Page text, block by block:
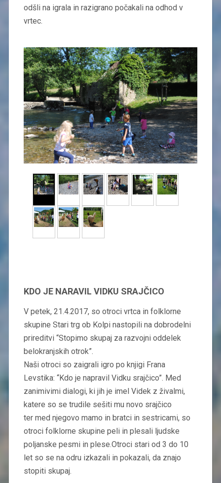
odšli na igrala in razigrano počakali na odhod v
vrtec.
KDO JE NARAVIL VIDKU SRAJČICO
V petek, 21.4.2017, so otroci vrtca in folklorne
skupine Stari trg ob Kolpi nastopili na dobrodelni
prireditvi “Stopimo skupaj za razvojni oddelek
belokranjskih otrok”.
Naši otroci so zaigrali igro po knjigi Frana
Levstika: “Kdo je napravil Vidku srajčico”. Med
zanimivimi dialogi, ki jih je imel Videk z živalmi,
katere so se trudile sešiti mu novo srajčico
ter med njegovo mamo in bratci in sestricami, so
otroci folklorne skupine peli in plesali ljudske
poljanske pesmi in plese.Otroci stari od 3 do 10
let so se na odru izkazali in pokazali, da znajo
stopiti skupaj.